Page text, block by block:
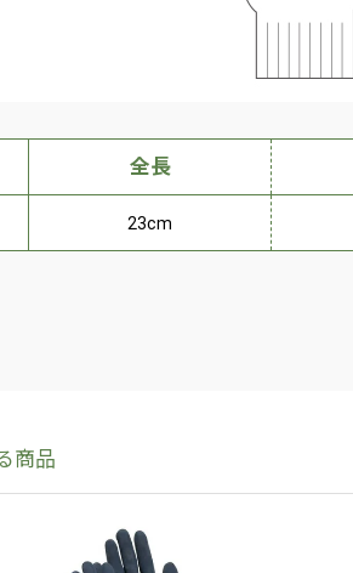
全長
23cm